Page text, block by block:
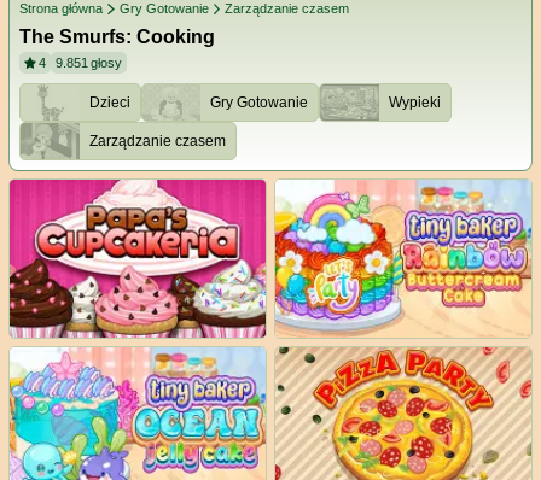
Strona główna Gry Gotowanie Zarządzanie czasem
The Smurfs: Cooking
4 9.851głosy
Dzieci Gry Gotowanie Wypieki
Zarządzanie czasem